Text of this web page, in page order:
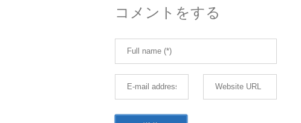
コメントをする